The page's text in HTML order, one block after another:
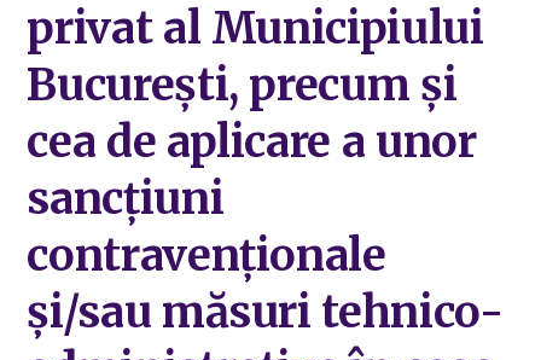
privat al Municipiului
București, precum și
cea de aplicare a unor
sancțiuni
contravenționale
și/sau măsuri tehnico-